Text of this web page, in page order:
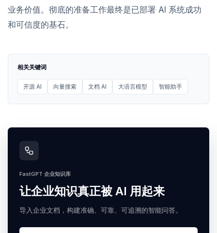
业务价值。彻底的准备工作最终是已部署 AI 系统成功
和可信度的基石。
相关关键词
开源 AI 向量搜索 文档 AI 大语言模型 智能助手
FastGPT 企业知识库
让企业知识真正被 AI 用起来
导入企业文档，构建准确、可靠、可追溯的智能问答。